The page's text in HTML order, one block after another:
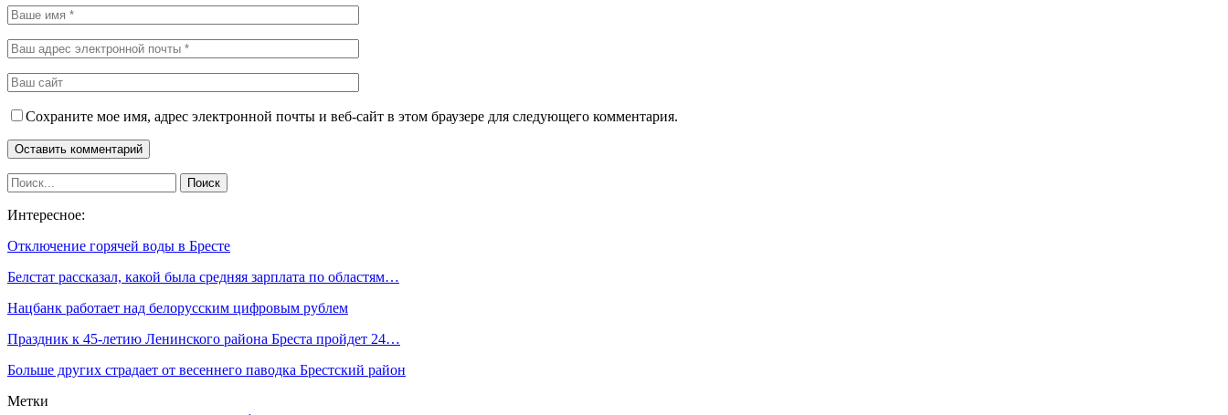
Сохраните мое имя, адрес электронной почты и веб-сайт в этом браузере для следующего комментария.
Интересное:
Отключение горячей воды в Бресте
Белстат рассказал, какой была средняя зарплата по областям…
Нацбанк работает над белорусским цифровым рублем
Праздник к 45-летию Ленинского района Бреста пройдет 24…
Больше других страдает от весеннего паводка Брестский район
Метки